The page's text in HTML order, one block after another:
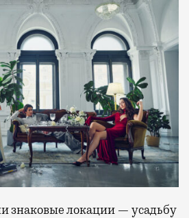
знаковые локации — усадьбу